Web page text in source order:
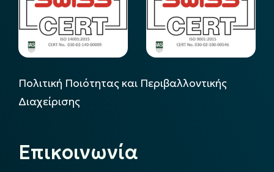
Πολιτική Ποιότητας και Περιβαλλοντικής
Διαχείρισης
Επικοινωνία